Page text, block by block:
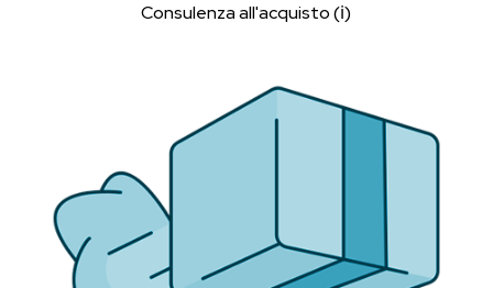
Consulenza all'acquisto (ℹ︎)